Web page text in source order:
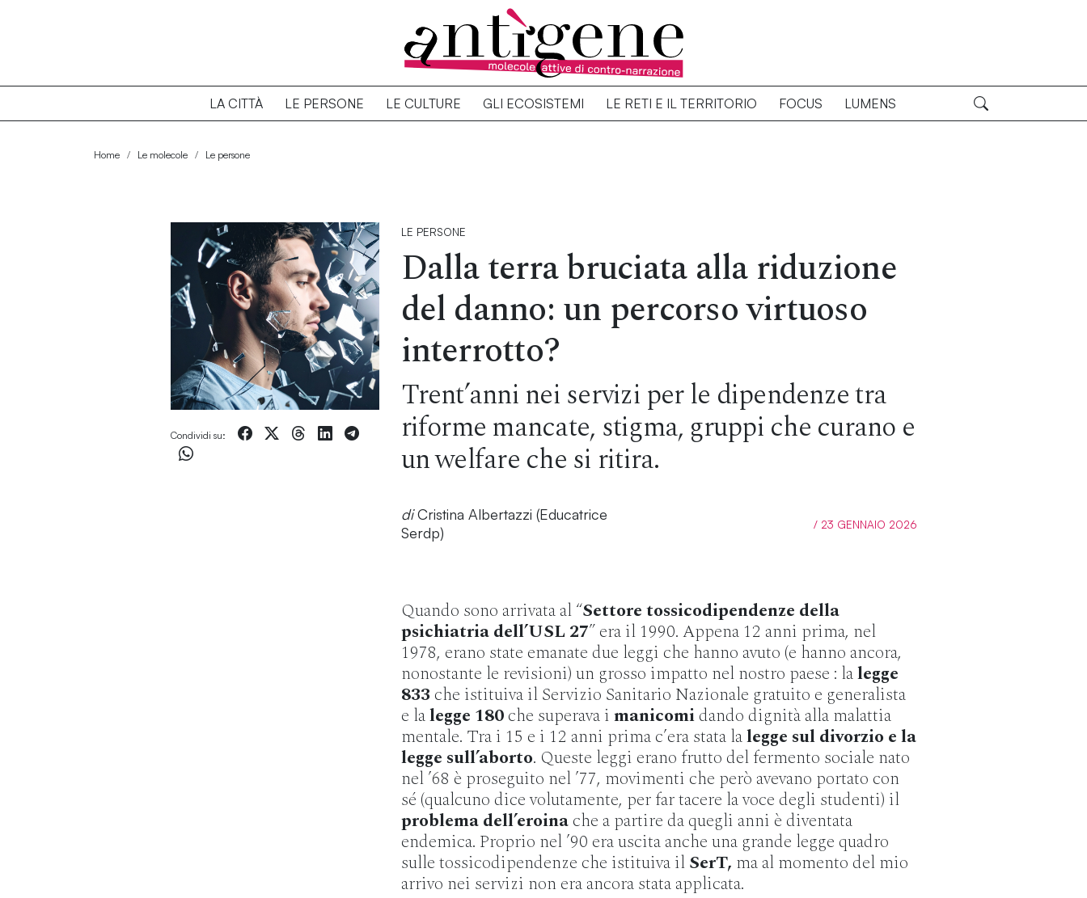
LA CITTÀ LE PERSONE LE CULTURE GLI ECOSISTEMI LE RETI E IL TERRITORIO FOCUS LUMENS
Home Le molecole Le persone
Condividi su:
LE PERSONE
Dalla terra bruciata alla riduzione
del danno: un percorso virtuoso
interrotto?
Trent’anni nei servizi per le dipendenze tra
riforme mancate, stigma, gruppi che curano e
un welfare che si ritira.
di Cristina Albertazzi (Educatrice
Serdp)
/ 23 GENNAIO 2026
Quando sono arrivata al “Settore tossicodipendenze della
psichiatria dell’USL 27” era il 1990. Appena 12 anni prima, nel
1978, erano state emanate due leggi che hanno avuto (e hanno ancora,
nonostante le revisioni) un grosso impatto nel nostro paese : lalegge
833 che istituiva il Servizio Sanitario Nazionale gratuito e generalista
e lalegge 180che superava imanicomidando dignità alla malattia
mentale. Tra i 15 e i 12 anni prima c’era stata lalegge sul divorzio e la
legge sull’aborto. Queste leggi erano frutto del fermento sociale nato
nel ’68 è proseguito nel ’77, movimenti che però avevano portato con
sé (qualcuno dice volutamente, per far tacere la voce degli studenti) il
problema dell’eroinache a partire da quegli anni è diventata
endemica. Proprio nel ’90 era uscita anche una grande legge quadro
sulle tossicodipendenze che istituiva ilSerT, ma al momento del mio
arrivo nei servizi non era ancora stata applicata.